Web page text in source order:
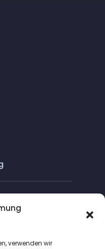
verwenden wir